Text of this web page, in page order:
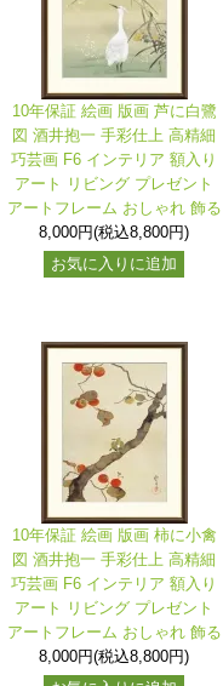
10年保証 絵画 版画 芦に白鷺
図 酒井抱一 手彩仕上 高精細
巧芸画 F6 インテリア 額入り
アート リビング プレゼント
アートフレーム おしゃれ 飾る
8,000円(税込8,800円)
お気に入りに追加
10年保証 絵画 版画 柿に小禽
図 酒井抱一 手彩仕上 高精細
巧芸画 F6 インテリア 額入り
アート リビング プレゼント
アートフレーム おしゃれ 飾る
8,000円(税込8,800円)